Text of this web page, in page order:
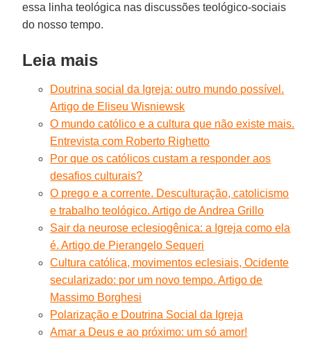
essa linha teológica nas discussões teológico-sociais
do nosso tempo.
Leia mais
Doutrina social da Igreja: outro mundo possível.
Artigo de Eliseu Wisniewsk
O mundo católico e a cultura que não existe mais.
Entrevista com Roberto Righetto
Por que os católicos custam a responder aos
desafios culturais?
O prego e a corrente. Desculturação, catolicismo
e trabalho teológico. Artigo de Andrea Grillo
Sair da neurose eclesiogênica: a Igreja como ela
é. Artigo de Pierangelo Sequeri
Cultura católica, movimentos eclesiais, Ocidente
secularizado: por um novo tempo. Artigo de
Massimo Borghesi
Polarização e Doutrina Social da Igreja
Amar a Deus e ao próximo: um só amor!